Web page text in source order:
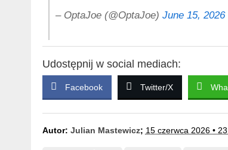
– OptaJoe (@OptaJoe) June 15, 2026
Udostępnij w social mediach:
Facebook Twitter/X
Autor: Julian Mastewicz; 15 czerwca 2026 •